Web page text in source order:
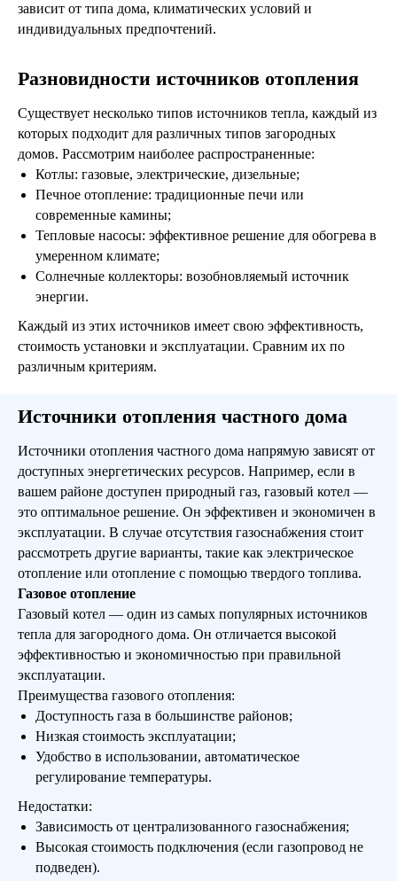
зависит от типа дома, климатических условий и
индивидуальных предпочтений.
Разновидности источников отопления
Существует несколько типов источников тепла, каждый из
которых подходит для различных типов загородных
домов. Рассмотрим наиболее распространенные:
Котлы: газовые, электрические, дизельные;
Печное отопление: традиционные печи или
современные камины;
Тепловые насосы: эффективное решение для обогрева в
умеренном климате;
Солнечные коллекторы: возобновляемый источник
энергии.
Каждый из этих источников имеет свою эффективность,
стоимость установки и эксплуатации. Сравним их по
различным критериям.
Источники отопления частного дома
Источники отопления частного дома напрямую зависят от
доступных энергетических ресурсов. Например, если в
вашем районе доступен природный газ, газовый котел —
это оптимальное решение. Он эффективен и экономичен в
эксплуатации. В случае отсутствия газоснабжения стоит
рассмотреть другие варианты, такие как электрическое
отопление или отопление с помощью твердого топлива.
Газовое отопление
Газовый котел — один из самых популярных источников
тепла для загородного дома. Он отличается высокой
эффективностью и экономичностью при правильной
эксплуатации.
Преимущества газового отопления:
Доступность газа в большинстве районов;
Низкая стоимость эксплуатации;
Удобство в использовании, автоматическое
регулирование температуры.
Недостатки:
Зависимость от централизованного газоснабжения;
Высокая стоимость подключения (если газопровод не
подведен).